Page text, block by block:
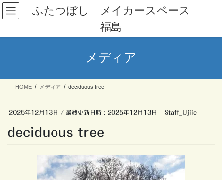
コ
ン
ン
ナ
ビ
ー
ふたつぼし メイカースペース
福島
メディア
HOME メディア deciduous tree
2025年12月13日 / 最終更新日時 : 2025年12月13日 Staff_Ujiie
deciduous tree